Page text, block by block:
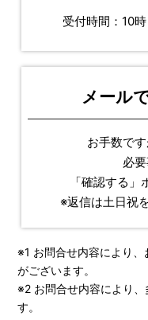
受付時間：10
メール
お手数で
必
「確認する」
※返信は土日祝
※1 お問合せ内容により
がございます。
※2 お問合せ内容により
す。